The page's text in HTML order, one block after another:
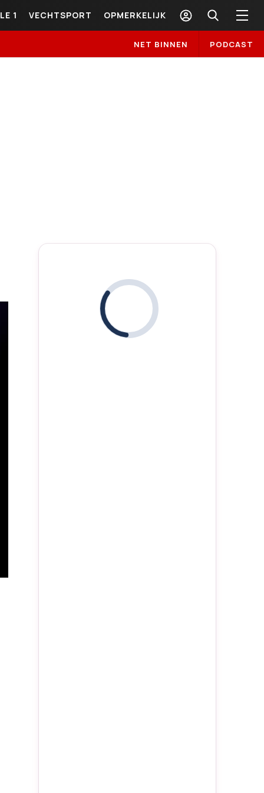
1 VECHTSPORT OPMERKELIJK
NET BINNEN PODCAST